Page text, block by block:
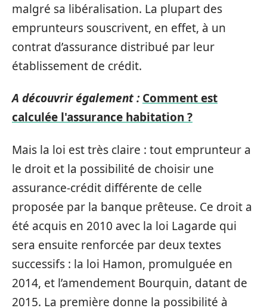
malgré sa libéralisation. La plupart des
emprunteurs souscrivent, en effet, à un
contrat d’assurance distribué par leur
établissement de crédit.
A découvrir également : Comment est
calculée l'assurance habitation ?
Mais la loi est très claire : tout emprunteur a
le droit et la possibilité de choisir une
assurance-crédit différente de celle
proposée par la banque prêteuse. Ce droit a
été acquis en 2010 avec la loi Lagarde qui
sera ensuite renforcée par deux textes
successifs : la loi Hamon, promulguée en
2014, et l’amendement Bourquin, datant de
2015. La première donne la possibilité à